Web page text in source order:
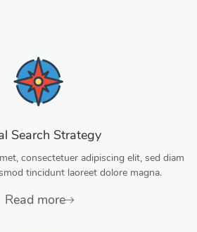
Search Strategy
consectetuer adipiscing elit, sed diam
tincidunt laoreet dolore magna.
Read more